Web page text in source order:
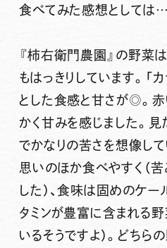
食べてみた感想としては…
『柿右衛門農園』の野菜
もはっきりしています。「
とした食感と甘さが◎。
かく甘みを感じました。見
でかなりの苦さを想像して
思いのほか食べやすく（
した）、食味は固めのケー
タミンが豊富に含まれる
いるそうですよ）。どちらの